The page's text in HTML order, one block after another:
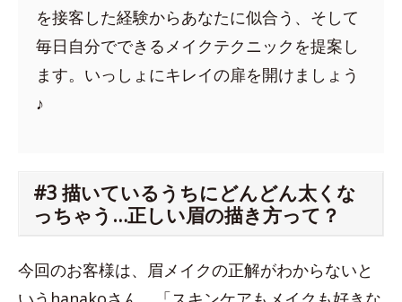
を接客した経験からあなたに似合う、そして
毎日自分でできるメイクテクニックを提案し
ます。いっしょにキレイの扉を開けましょう
♪
#3 描いているうちにどんどん太くな
っちゃう…正しい眉の描き方って？
今回のお客様は、眉メイクの正解がわからないと